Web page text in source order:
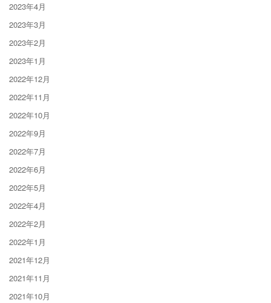
2023年4月
2023年3月
2023年2月
2023年1月
2022年12月
2022年11月
2022年10月
2022年9月
2022年7月
2022年6月
2022年5月
2022年4月
2022年2月
2022年1月
2021年12月
2021年11月
2021年10月